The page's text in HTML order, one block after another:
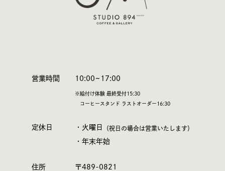
営業時間 10:00~17:00
※絵付け体験 最終受付15:30
コーヒースタンド ラストオーダー16:30
定休日 ・火曜日 （祝日の場合は営業いたします）
・年末年始
住所
〒489-0821